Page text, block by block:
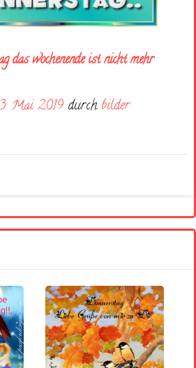
das wochenende ist nicht mehr
Mai 2019 durch bilder